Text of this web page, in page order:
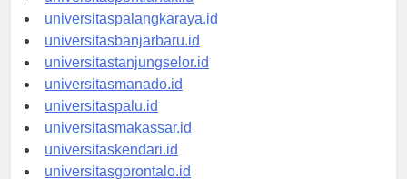
universitaspontianak.id
universitaspalangkaraya.id
universitasbanjarbaru.id
universitastanjungselor.id
universitasmanado.id
universitaspalu.id
universitasmakassar.id
universitaskendari.id